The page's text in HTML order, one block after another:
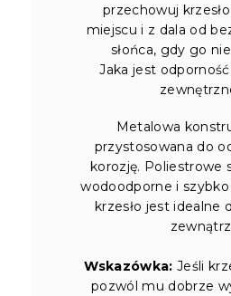
przechowuj
miejscu i z dala od
słońca, gdy go
Jaka jest
Metalowa
przystosowana do
korozję. Poliestrowe
wodoodporne i
krzesło jest idealne
Wskazówka: Jeśli
pozwól mu dobrze